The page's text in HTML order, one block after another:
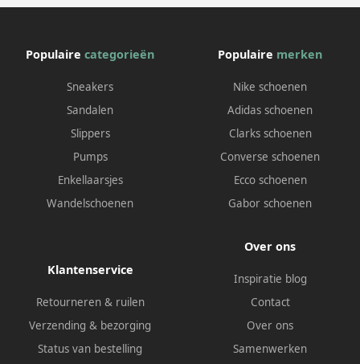
Populaire categorieën
Sneakers
Sandalen
Slippers
Pumps
Enkellaarsjes
Wandelschoenen
Populaire merken
Nike schoenen
Adidas schoenen
Clarks schoenen
Converse schoenen
Ecco schoenen
Gabor schoenen
Klantenservice
Retourneren & ruilen
Verzending & bezorging
Status van bestelling
Over ons
Inspiratie blog
Contact
Over ons
Samenwerken